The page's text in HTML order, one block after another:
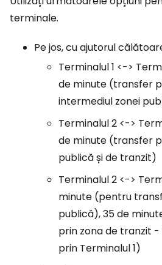
terminale.
Pe jos, cu ajutorul
Terminalul 1 <->
de minute (transfer
intermediul zonei
Terminalul 2 <->
de minute (transfer
publică și de tranzit)
Terminalul 2 <->
minute (pentru
publică), 35 de
prin zona de tranzit
prin Terminalul 1)